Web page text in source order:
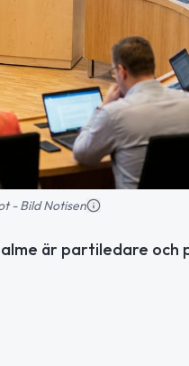
- Bild Notisen
är partiledare och